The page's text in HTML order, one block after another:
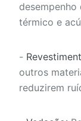
térmico e
-
outros
reduzirem